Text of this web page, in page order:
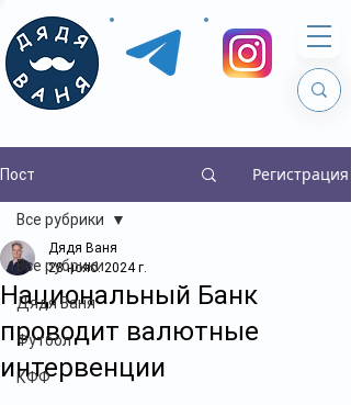
Пост Регистрация
Все рубрики
Дядя Ваня
Футбол
КФФ
Все рубрики
Национальный Банк
проводит валютные
интервенции
Дядя Ваня
28 нояб. 2024 г.